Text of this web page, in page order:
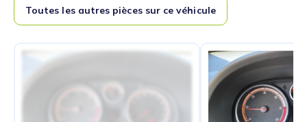
Toutes les autres pièces sur ce véhicule